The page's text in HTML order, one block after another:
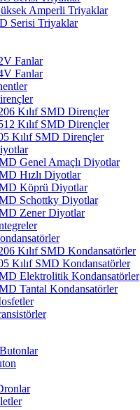
Amperli Triyaklar
Serisi Triyaklar
Fanlar
Fanlar
Kılıf SMD Dirençler
Kılıf SMD Dirençler
Kılıf SMD Dirençler
Genel Amaçlı Diyotlar
Hızlı Diyotlar
Köprü Diyotlar
Schottky Diyotlar
Zener Diyotlar
Kılıf SMD Kondansatörler
Kılıf SMD Kondansatörler
Elektrolitik Kondansatörler
Tantal Kondansatörler